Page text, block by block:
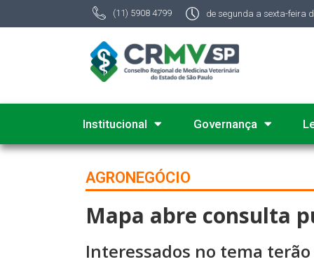
(11) 5908 4799 de segunda a sexta-feira
Institucional Governança
AGRONEGÓCIO
Mapa abre consulta
Interessados no tema